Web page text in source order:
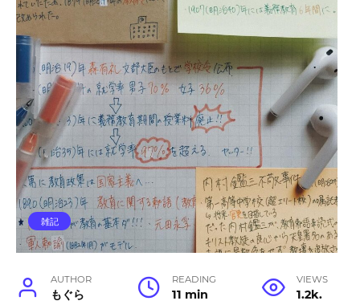
雑記
AUTHOR
もぐら
READING
11 min
VIEWS
1.2k.